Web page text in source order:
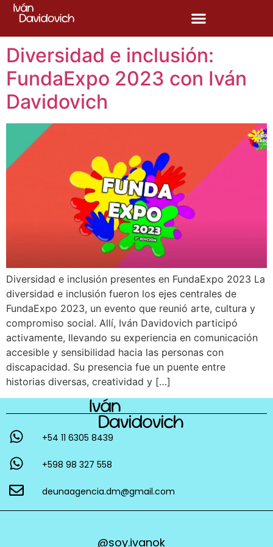
Etiqueta: Diversidad
Diversidad e inclusión:
FundaExpo 2023 con Iván
Davidovich
Diversidad e inclusión presentes en FundaExpo 2023 La
diversidad e inclusión fueron los ejes centrales de
FundaExpo 2023, un evento que reunió arte, cultura y
compromiso social. Allí, Iván Davidovich participó
activamente, llevando su experiencia en comunicación
accesible y sensibilidad hacia las personas con
discapacidad. Su presencia fue un puente entre
historias diversas, creatividad y […]
+54 11 6305 8439
+598 98 327 558
deunaagencia.dm@gmail.com
@soy.ivanok